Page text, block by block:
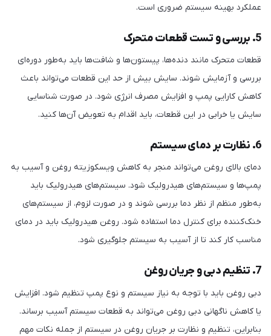
عملکرد بهینه سیستم ضروری است.
5. بررسی و تست قطعات متحرک
قطعات متحرک مانند دنده‌ها، پیستون‌ها و شافت‌ها باید به‌طور دوره‌ای
بررسی و آزمایش شوند. سایش بیش از حد این قطعات می‌تواند باعث
کاهش کارایی پمپ و افزایش مصرف انرژی شود. در صورت شناسایی
سایش یا خرابی در این قطعات، باید اقدام به تعویض آن‌ها کنید.
6. نظارت بر دمای سیستم
دمای بالای روغن می‌تواند منجر به کاهش ویسکوزیته روغن و آسیب به
پمپ‌ها و سیستم‌های هیدرولیک شود. سیستم‌های هیدرولیک باید
به‌طور منظم از نظر دما بررسی شوند و در صورت لزوم، از سیستم‌های
خنک‌کننده برای کنترل دما استفاده شود. روغن هیدرولیک باید در دمای
مناسب کار کند تا از آسیب به سیستم جلوگیری شود.
7. تنظیم دبی و جریان روغن
دبی روغن باید با توجه به نیاز سیستم و نوع پمپ تنظیم شود. افزایش
یا کاهش ناگهانی دبی روغن می‌تواند به قطعات سیستم آسیب برساند.
بنابراین، تنظیم و نظارت بر جریان روغن در سیستم از جمله نکات مهم